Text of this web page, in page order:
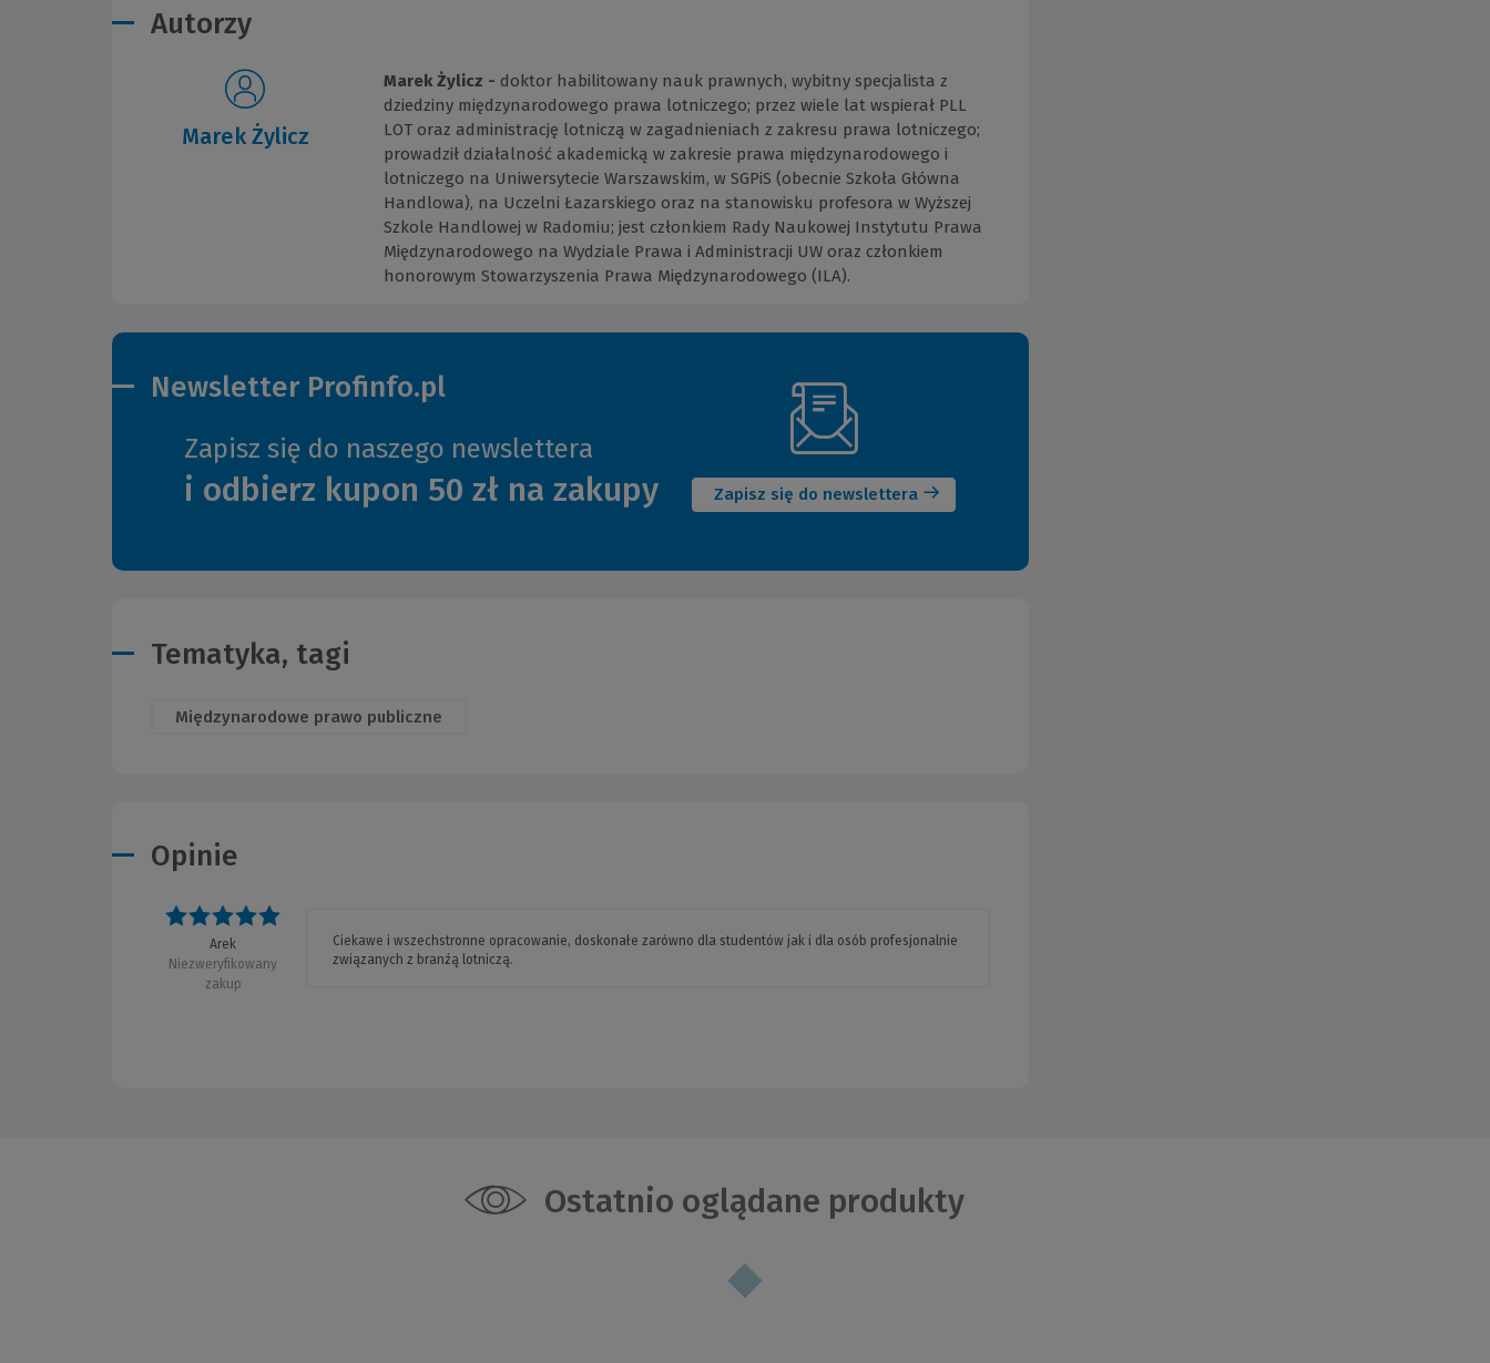
Autorzy
Marek Żylicz
Marek Żylicz - doktor habilitowany nauk prawnych, wybitny specjalista z
dziedziny międzynarodowego prawa lotniczego; przez wiele lat wspierał PLL
LOT oraz administrację lotniczą w zagadnieniach z zakresu prawa lotniczego;
prowadził działalność akademicką w zakresie prawa międzynarodowego i
lotniczego na Uniwersytecie Warszawskim, w SGPiS (obecnie Szkoła Główna
Handlowa), na Uczelni Łazarskiego oraz na stanowisku profesora w Wyższej
Szkole Handlowej w Radomiu; jest członkiem Rady Naukowej Instytutu Prawa
Międzynarodowego na Wydziale Prawa i Administracji UW oraz członkiem
honorowym Stowarzyszenia Prawa Międzynarodowego (ILA).
Newsletter Profinfo.pl
Zapisz się do naszego newslettera
i odbierz kupon 50 zł na zakupy Zapisz się do newslettera
okno)
Tematyka, tagi
Międzynarodowe prawo publiczne
Opinie
Ocena: 5 na 5
Arek
Niezweryfikowany
zakup
Ciekawe i wszechstronne opracowanie, doskonałe zarówno dla studentów jak i dla osób profesjonalnie
związanych z branżą lotniczą.
Ostatnio oglądane produkty